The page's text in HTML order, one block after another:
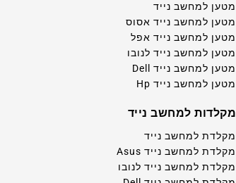
מטען למחשב נייד
מטען למחשב נייד אסוס
מטען למחשב נייד אפל
מטען למחשב נייד לנובו
מטען למחשב נייד Dell
מטען למחשב נייד Hp
מקלדות למחשב נייד
מקלדת למחשב נייד
מקלדת למחשב נייד Asus
מקלדת למחשב נייד לנובו